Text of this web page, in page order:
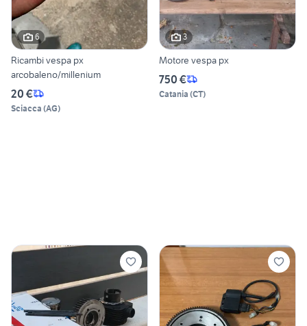
6
Ricambi vespa px
arcobaleno/millenium
20 €
Sciacca (AG)
3
Motore vespa px
750 €
Catania (CT)